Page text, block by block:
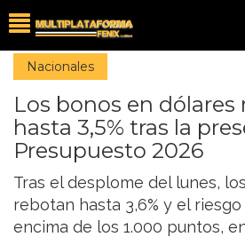
Nacionales
Los bonos en dólares
hasta 3,5% tras la
Presupuesto 2026
Tras el desplome del lunes,
rebotan hasta 3,6% y el
encima de los 1.000 puntos,